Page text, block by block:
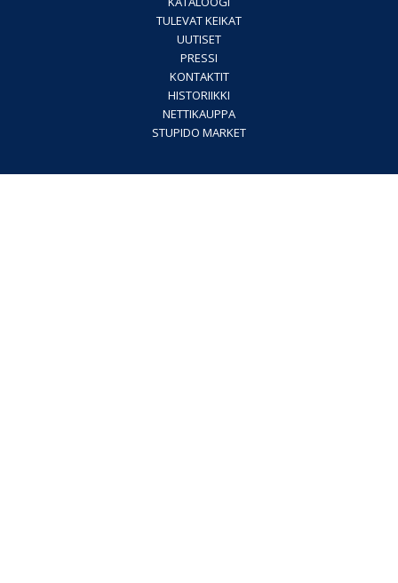
TULEVAT KEIKAT
UUTISET
PRESSI
KONTAKTIT
HISTORIIKKI
NETTIKAUPPA
STUPIDO MARKET